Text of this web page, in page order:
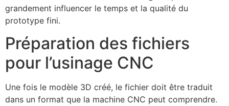
grandement influencer le temps et la qualité du
prototype fini.
Préparation des fichiers
pour l’usinage CNC
Une fois le modèle 3D créé, le fichier doit être traduit
dans un format que la machine CNC peut comprendre.